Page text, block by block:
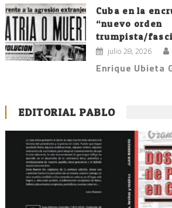
Cuba en la
“nuevo orden
trumpista/
julio 28, 2026
Enrique Ubieta
EDITORIAL PABLO